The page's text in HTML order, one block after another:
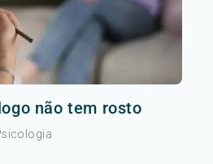
não tem rosto